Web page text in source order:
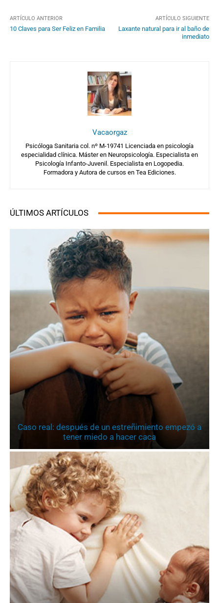
ARTÍCULO ANTERIOR
10 Claves para Ser Feliz en Familia
ARTÍCULO SIGUIENTE
Laxante natural para ir al baño de
inmediato
Vacaorgaz
Psicóloga Sanitaria col. nº M-19741 Licenciada en psicología
especialidad clínica. Máster en Neuropsicología. Especialista en
Psicología Infanto-Juvenil. Especialista en Logopedia.
Formadora y Autora de cursos en Tea Ediciones.
ÚLTIMOS ARTÍCULOS
Caso real: después de un estreñimiento empezó a
tener miedo a hacer caca